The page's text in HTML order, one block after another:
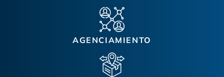
AGENCIAMIENTO